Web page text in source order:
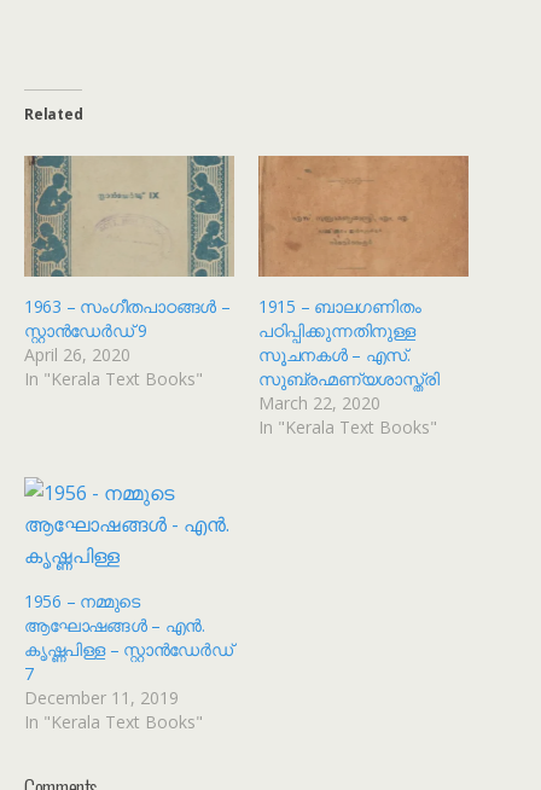
Related
1963 – സംഗീതപാഠങ്ങൾ –
സ്റ്റാൻഡേർഡ് 9
April 26, 2020
In "Kerala Text Books"
1915 – ബാലഗണിതം
പഠിപ്പിക്കുന്നതിനുള്ള
സൂചനകൾ – എസ്.
സുബ്രഹ്മണ്യശാസ്ത്രി
March 22, 2020
In "Kerala Text Books"
1956 – നമ്മുടെ
ആഘോഷങ്ങൾ – എൻ.
കൃഷ്ണപിള്ള – സ്റ്റാൻഡേർഡ്
7
December 11, 2019
In "Kerala Text Books"